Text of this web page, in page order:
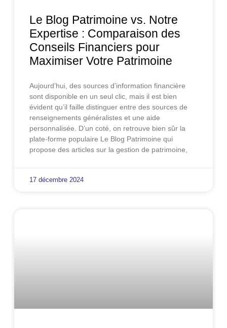
Le Blog Patrimoine vs. Notre
Expertise : Comparaison des
Conseils Financiers pour
Maximiser Votre Patrimoine
Aujourd’hui, des sources d’information financière
sont disponible en un seul clic, mais il est bien
évident qu’il faille distinguer entre des sources de
renseignements généralistes et une aide
personnalisée. D’un coté, on retrouve bien sûr la
plate-forme populaire Le Blog Patrimoine qui
propose des articles sur la gestion de patrimoine,
17 décembre 2024